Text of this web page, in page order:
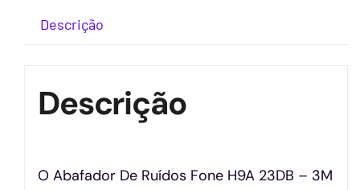
Descrição
Descrição
O Abafador De Ruídos Fone H9A 23DB – 3M